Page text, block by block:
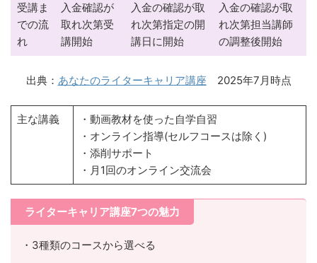
受講ま
での流
れ
入金確認が
取れ次第受
講開始
入金の確認が取
れ次第指定の開
講日に開始
入金の確認が取
れ次第担当講師
の調整後開始
出典： あなたのライターキャリア講座 2025年7月時点
主な講義
・動画教材を使った自学自習
・オンライン指導(セルフコースは除く)
・添削サポート
・月1回のオンライン交流会
ライターキャリア講座7つの魅力
・3種類のコースから選べる